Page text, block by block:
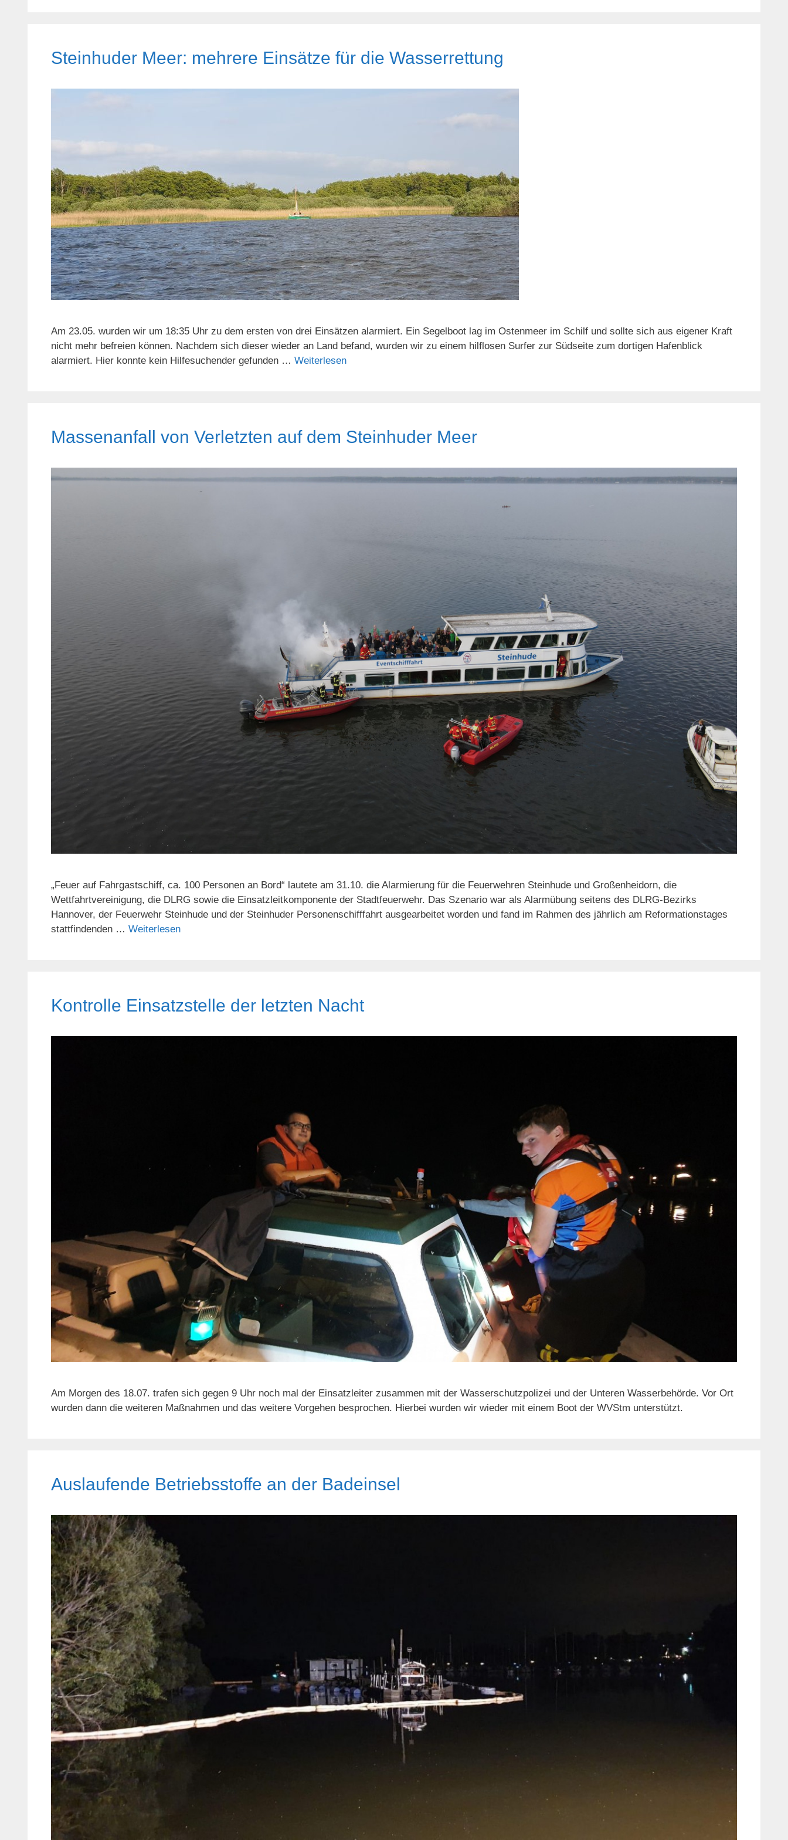
Steinhuder Meer: mehrere Einsätze für die Wasserrettung
Am 23.05. wurden wir um 18:35 Uhr zu dem ersten von drei Einsätzen alarmiert. Ein Segelboot lag im Ostenmeer im Schilf und sollte sich aus eigener Kraft
nicht mehr befreien können. Nachdem sich dieser wieder an Land befand, wurden wir zu einem hilflosen Surfer zur Südseite zum dortigen Hafenblick
alarmiert. Hier konnte kein Hilfesuchender gefunden … Weiterlesen
Massenanfall von Verletzten auf dem Steinhuder Meer
„Feuer auf Fahrgastschiff, ca. 100 Personen an Bord“ lautete am 31.10. die Alarmierung für die Feuerwehren Steinhude und Großenheidorn, die
Wettfahrtvereinigung, die DLRG sowie die Einsatzleitkomponente der Stadtfeuerwehr. Das Szenario war als Alarmübung seitens des DLRG-Bezirks
Hannover, der Feuerwehr Steinhude und der Steinhuder Personenschifffahrt ausgearbeitet worden und fand im Rahmen des jährlich am Reformationstages
stattfindenden … Weiterlesen
Kontrolle Einsatzstelle der letzten Nacht
Am Morgen des 18.07. trafen sich gegen 9 Uhr noch mal der Einsatzleiter zusammen mit der Wasserschutzpolizei und der Unteren Wasserbehörde. Vor Ort
wurden dann die weiteren Maßnahmen und das weitere Vorgehen besprochen. Hierbei wurden wir wieder mit einem Boot der WVStm unterstützt.
Auslaufende Betriebsstoffe an der Badeinsel